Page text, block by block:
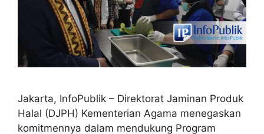
Jakarta, InfoPublik – Direktorat Jaminan Produk
Halal (DJPH) Kementerian Agama menegaskan
komitmennya dalam mendukung Program